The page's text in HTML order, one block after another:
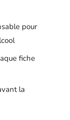
pour
fiche
la